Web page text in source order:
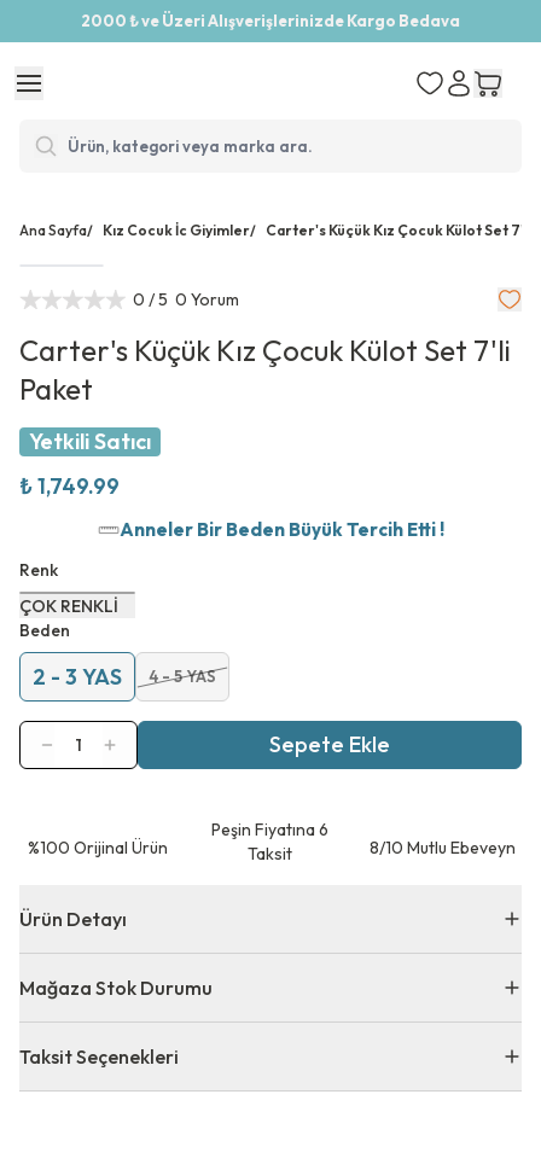
2000 ₺ ve Üzeri Alışverişlerinizde Kargo Bedava
Ana Sayfa/ Kız Cocuk İc Giyimler/ Carter's Küçük Kız Çocuk Külot Set 7'li
0 / 5 0 Yorum
Carter's Küçük Kız Çocuk Külot Set 7'li
Paket
Yetkili Satıcı
₺ 1,749.99
Anneler Bir Beden Büyük Tercih Etti !
Renk
ÇOK RENKLİ
Beden
2 - 3 YAS 4 - 5 YAS
1 Sepete Ekle
⁠%100 Orijinal Ürün
Peşin Fiyatına 6
Taksit
8/10 Mutlu Ebeveyn
Ürün Detayı
Mağaza Stok Durumu
Taksit Seçenekleri